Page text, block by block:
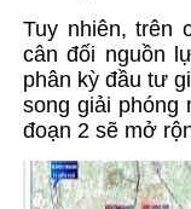
Tuy nhiên, trên
cân đối nguồn
phân kỳ đầu tư
song giải phóng
đoạn 2 sẽ mở